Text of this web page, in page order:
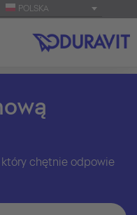
POLSKA
chętnie odpowie